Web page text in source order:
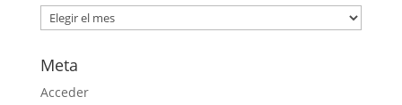
Archivos
Meta
Acceder